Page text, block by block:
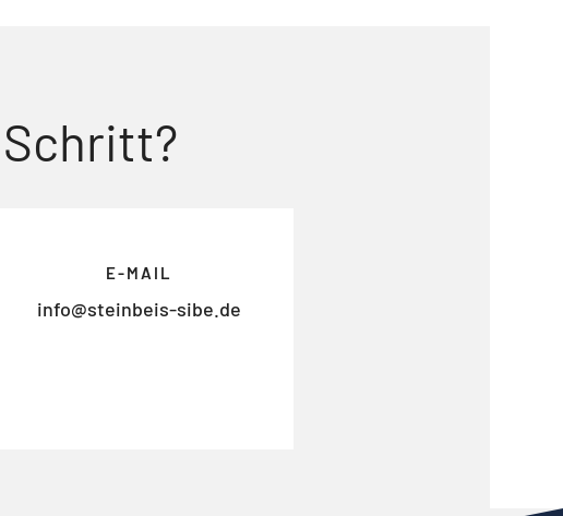
E-MAIL
info@steinbeis-sibe.de